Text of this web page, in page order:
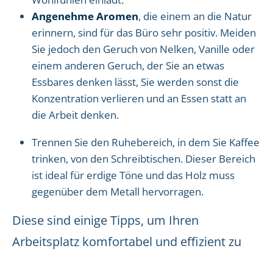
Angenehme Aromen, die einem an die Natur
erinnern, sind für das Büro sehr positiv. Meiden
Sie jedoch den Geruch von Nelken, Vanille oder
einem anderen Geruch, der Sie an etwas
Essbares denken lässt, Sie werden sonst die
Konzentration verlieren und an Essen statt an
die Arbeit denken.
Trennen Sie den Ruhebereich, in dem Sie Kaffee
trinken, von den Schreibtischen. Dieser Bereich
ist ideal für erdige Töne und das Holz muss
gegenüber dem Metall hervorragen.
Diese sind einige Tipps, um Ihren
Arbeitsplatz komfortabel und effizient zu